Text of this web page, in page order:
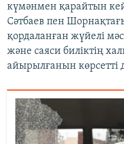
күмәнмен қарайтын
Сәтбаев пен
қордаланған жүйелі
және саяси биліктің
айырылғанын көрсетті